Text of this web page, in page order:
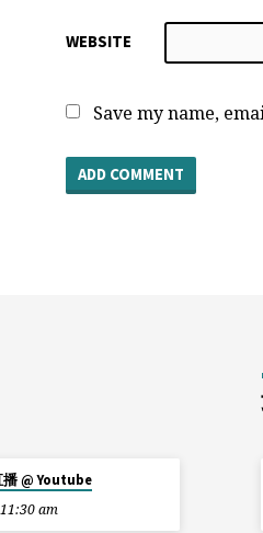
WEBSITE
Save my name,
@ Youtube
am